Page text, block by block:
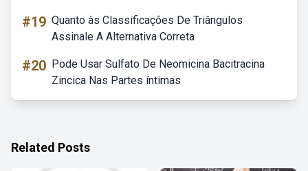
#19 Quanto às Classificações De Triângulos
Assinale A Alternativa Correta
#20 Pode Usar Sulfato De Neomicina Bacitracina
Zincica Nas Partes íntimas
Related Posts